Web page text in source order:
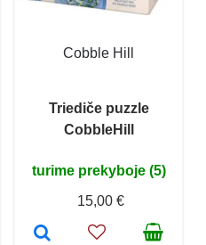
Cobble Hill
Triediče puzzle
CobbleHill
turime prekyboje (5)
15,00 €